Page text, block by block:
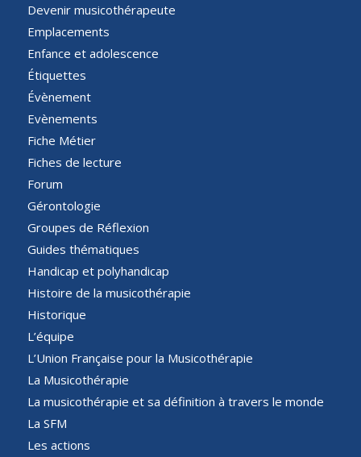
Devenir musicothérapeute
Emplacements
Enfance et adolescence
Étiquettes
Évènement
Evènements
Fiche Métier
Fiches de lecture
Forum
Gérontologie
Groupes de Réflexion
Guides thématiques
Handicap et polyhandicap
Histoire de la musicothérapie
Historique
L’équipe
L’Union Française pour la Musicothérapie
La Musicothérapie
La musicothérapie et sa définition à travers le monde
La SFM
Les actions